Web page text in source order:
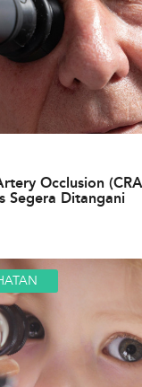
Occlusion
Segera Ditangani